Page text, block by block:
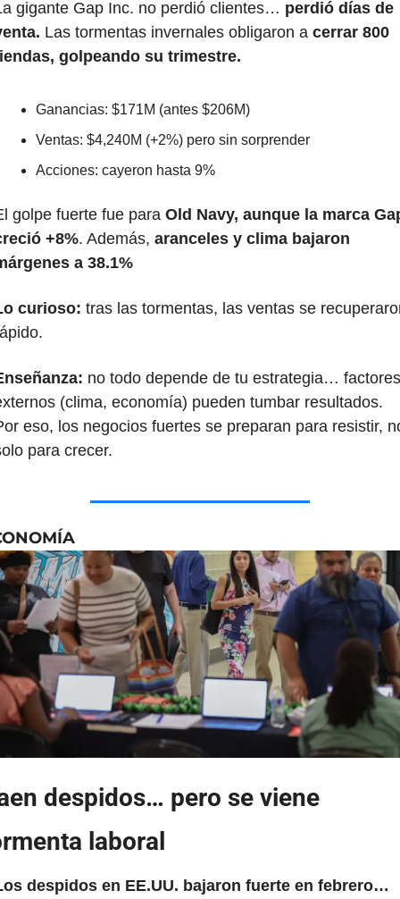
gigante Gap Inc. no perdió clientes… perdió días de
Las tormentas invernales obligaron a cerrar 800
golpeando su trimestre.
Ganancias: $171M (antes $206M)
Ventas: $4,240M (+2%) pero sin sorprender
Acciones: cayeron hasta 9%
golpe fuerte fue para Old Navy, aunque la marca
+8%. Además, aranceles y clima bajaron
a 38.1%
curioso: tras las tormentas, las ventas se
no todo depende de tu estrategia… factores
(clima, economía) pueden tumbar resultados.
eso, los negocios fuertes se preparan para resistir,
para crecer.
despidos… pero se viene
laboral
despidos en EE.UU. bajaron fuerte en febrero…